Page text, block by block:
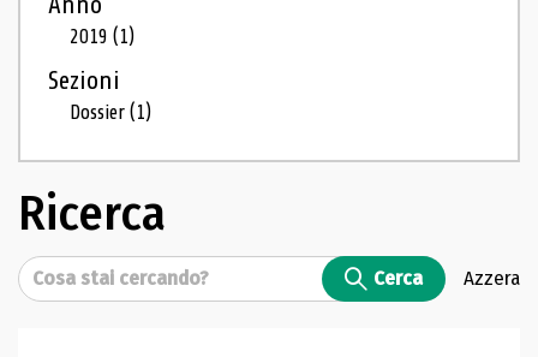
2019(1)
Sezioni
Dossier(1)
Ricerca
Cerca Cerca Azzera